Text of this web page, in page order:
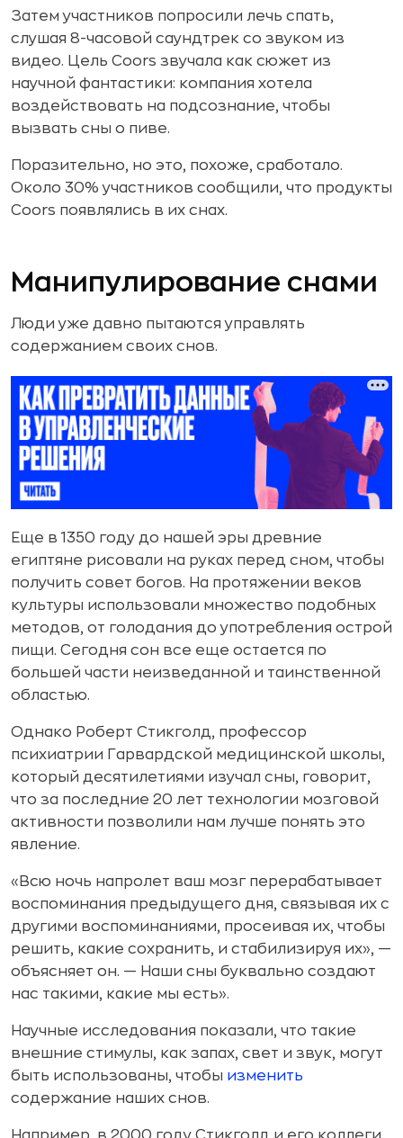
Затем участников попросили лечь спать,
слушая 8-часовой саундтрек со звуком из
видео. Цель Coors звучала как сюжет из
научной фантастики: компания хотела
воздействовать на подсознание, чтобы
вызвать сны о пиве.
Поразительно, но это, похоже, сработало.
Около 30% участников сообщили, что продукты
Coors появлялись в их снах.
Манипулирование снами
Люди уже давно пытаются управлять
содержанием своих снов.
Еще в 1350 году до нашей эры древние
египтяне рисовали на руках перед сном, чтобы
получить совет богов. На протяжении веков
культуры использовали множество подобных
методов, от голодания до употребления острой
пищи. Сегодня сон все еще остается по
большей части неизведанной и таинственной
областью.
Однако Роберт Стикголд, профессор
психиатрии Гарвардской медицинской школы,
который десятилетиями изучал сны, говорит,
что за последние 20 лет технологии мозговой
активности позволили нам лучше понять это
явление.
«Всю ночь напролет ваш мозг перерабатывает
воспоминания предыдущего дня, связывая их с
другими воспоминаниями, просеивая их, чтобы
решить, какие сохранить, и стабилизируя их», —
объясняет он. — Наши сны буквально создают
нас такими, какие мы есть».
Научные исследования показали, что такие
внешние стимулы, как запах, свет и звук, могут
быть использованы, чтобы изменить
содержание наших снов.